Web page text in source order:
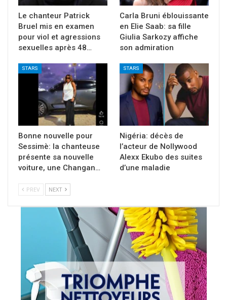
Le chanteur Patrick
Bruel mis en examen
pour viol et agressions
sexuelles après 48…
Carla Bruni éblouissante
en Elie Saab: sa fille
Giulia Sarkozy affiche
son admiration
STARS
Bonne nouvelle pour
Sessimè: la chanteuse
présente sa nouvelle
voiture, une Changan…
STARS
Nigéria: décès de
l’acteur de Nollywood
Alexx Ekubo des suites
d’une maladie
PREV NEXT